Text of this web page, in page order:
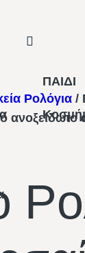
ΠΑΙΔΙ
Ρολόγια /
ανοξείδωτο